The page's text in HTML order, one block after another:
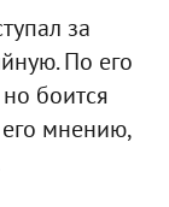
за
По его
боится
его мнению,